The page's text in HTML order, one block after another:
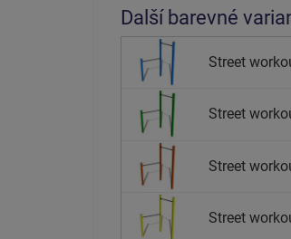
Další barevné
Street
Street
Street
Street